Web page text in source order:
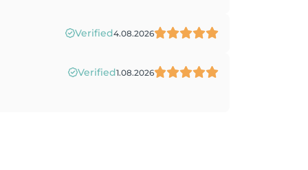
Verified4.08.2026
Verified1.08.2026